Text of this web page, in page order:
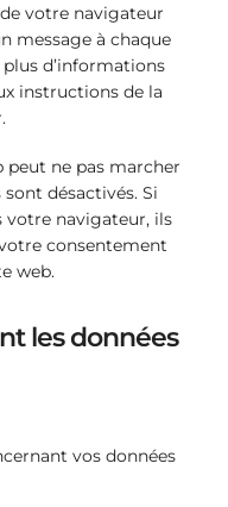
votre navigateur
message à chaque
d’informations
instructions de la
peut ne pas marcher
désactivés. Si
votre navigateur, ils
consentement
web.
les données
vos données